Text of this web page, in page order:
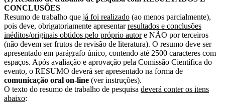
CONCLUSÕES
Resumo de trabalho que já foi realizado (ao menos parcialmente),
pois deve, obrigatoriamente apresentarresultados e conclusões
inéditos/originais obtidos pelo próprio autore NÃO por terceiros
(não devem ser frutos de revisão de literatura). O resumo deve ser
apresentado em parágrafo único, contendo até 2500 caracteres com
espaços. Após avaliação e aprovação pela Comissão Científica do
evento, o RESUMO deverá ser apresentado na forma de
comunicação oral on-line (ver instruções).
O texto do resumo de trabalho de pesquisa deverá conter os itens
abaixo: